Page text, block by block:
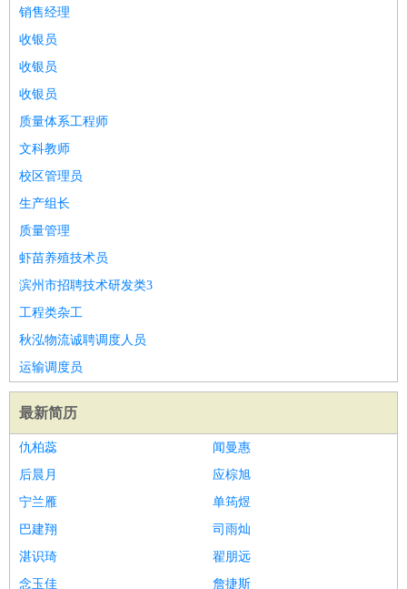
销售经理
收银员
收银员
收银员
质量体系工程师
文科教师
校区管理员
生产组长
质量管理
虾苗养殖技术员
滨州市招聘技术研发类3
工程类杂工
秋泓物流诚聘调度人员
运输调度员
最新简历
仇柏蕊
闻曼惠
后晨月
应棕旭
宁兰雁
单筠煜
巴建翔
司雨灿
湛识琦
翟朋远
念玉佳
詹捷斯